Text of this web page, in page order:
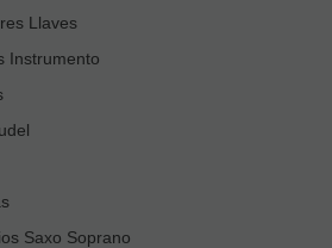
Llaves
Instrumento
Saxo Soprano